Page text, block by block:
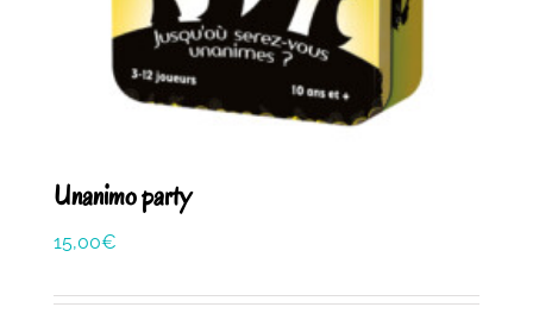
Unanimo party
15,00€